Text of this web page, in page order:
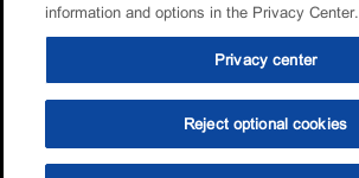
information and options in the Privacy Center.
Privacy center
Reject optional cookies